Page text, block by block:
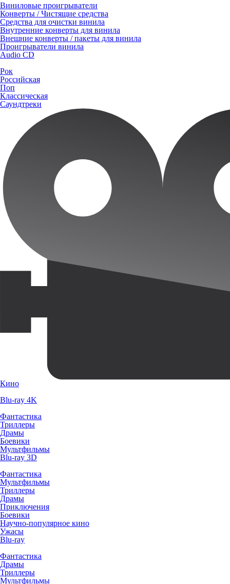
Виниловые проигрыватели
Конверты / Чистящие средства
Средства для очистки винила
Внутренние конверты для винила
Внешние конверты / пакеты для винила
Проигрыватели винила
Audio CD
Рок
Российская
Поп
Классическая
Саундтреки
Кино
Blu-ray 4K
Фантастика
Триллеры
Драмы
Боевики
Мультфильмы
Blu-ray 3D
Фантастика
Мультфильмы
Триллеры
Драмы
Приключения
Боевики
Научно-популярное кино
Ужасы
Blu-ray
Фантастика
Драмы
Триллеры
Мультфильмы